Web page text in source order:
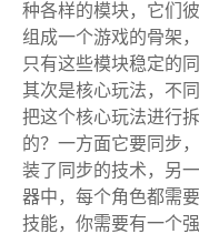
种各样的模块，它们
组成一个游戏的骨架
只有这些模块稳定的
其次是核心玩法，不
把这个核心玩法进行
的？一方面它要同步
装了同步的技术，另
器中，每个角色都需
技能，你需要有一个